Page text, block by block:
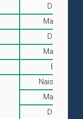
Décès
Mariages
Décès
Mariages
BMS
Naissances
Mariages
Décès